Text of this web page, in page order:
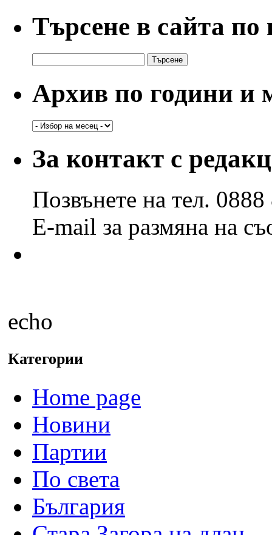
Търсене в сайта
за:
Архив по години и
Архив
и
месеци
За контакт с
Позвънете на тел.
E-mail за размяна на
echo
Категории
Home page
Новини
Партии
По света
България